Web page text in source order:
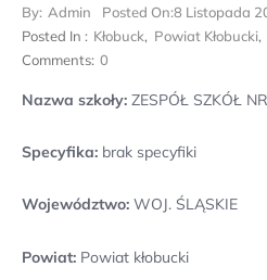
By: Admin Posted On:8 Listopada
Posted In : Kłobuck, Powiat Kłobucki,
Comments: 0
Nazwa szkoły: ZESPÓŁ SZKÓŁ
Specyfika: brak specyfiki
Województwo: WOJ. ŚLĄSKIE
Powiat: Powiat kłobucki